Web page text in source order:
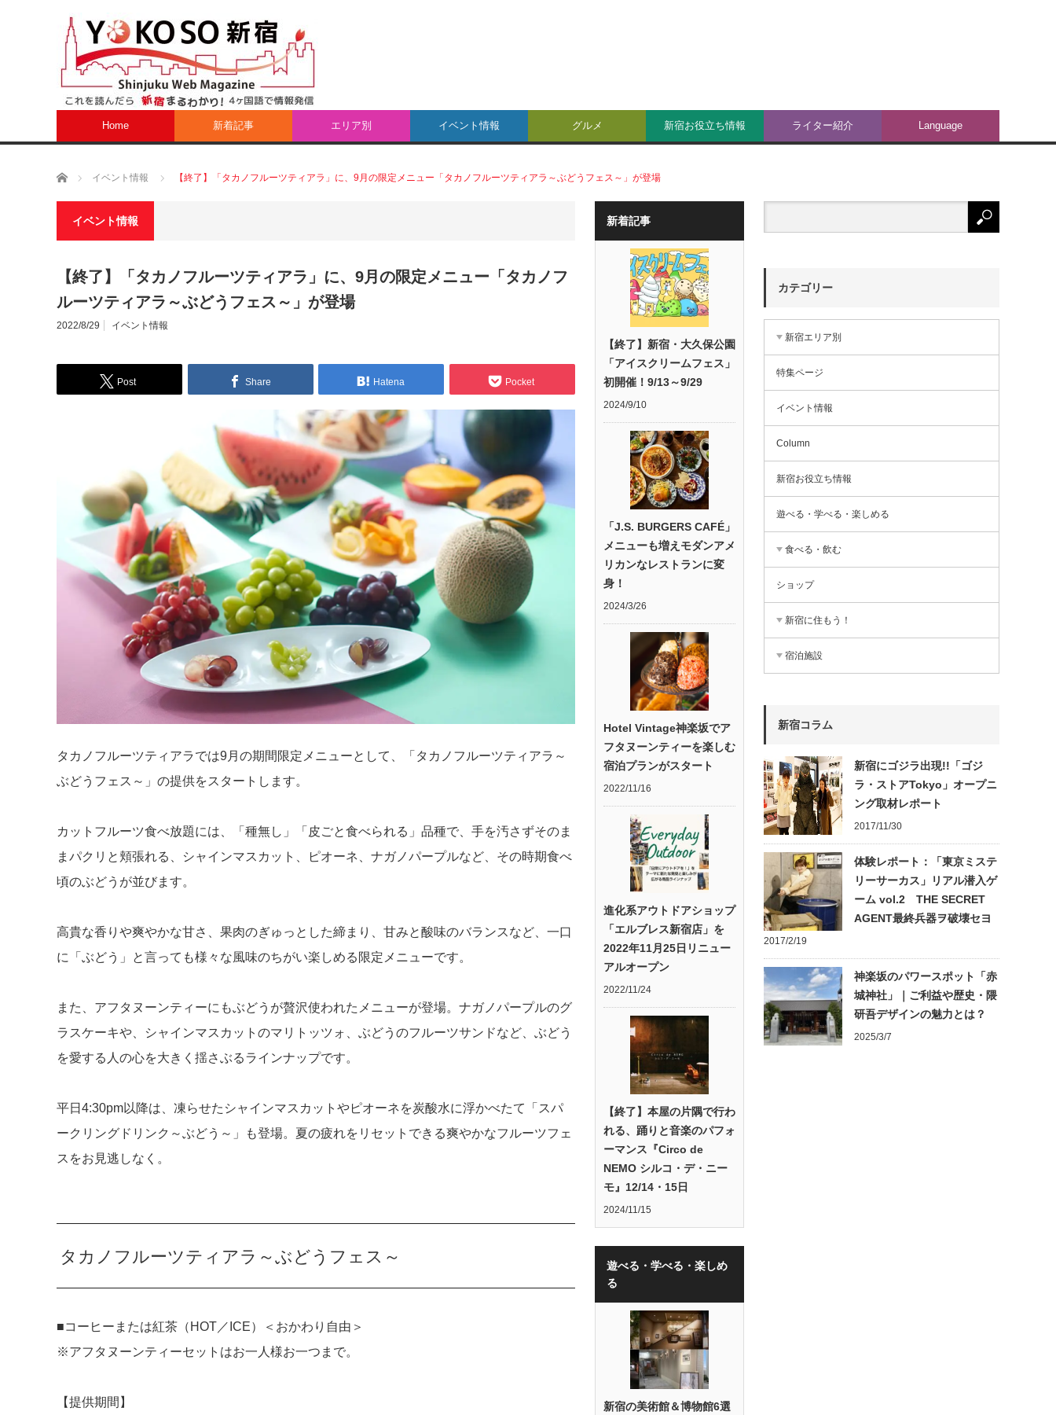
Home 新着記事 エリア別 イベント情報 グルメ 新宿お役立ち情報 ライター紹介 Language
ホーム イベント情報 【終了】「タカノフルーツティアラ」に、9月の限定メニュー「タカノフルーツティアラ～ぶどうフェス～」が登場
イベント情報
【終了】「タカノフルーツティアラ」に、9月の限定メニュー「タカノフ
ルーツティアラ～ぶどうフェス～」が登場
2022/8/29 イベント情報
Post Share Hatena Pocket
タカノフルーツティアラでは9月の期間限定メニューとして、「タカノフルーツティアラ～
ぶどうフェス～」の提供をスタートします。
カットフルーツ食べ放題には、「種無し」「皮ごと食べられる」品種で、手を汚さずそのま
まパクリと頬張れる、シャインマスカット、ピオーネ、ナガノパープルなど、その時期食べ
頃のぶどうが並びます。
高貴な香りや爽やかな甘さ、果肉のぎゅっとした締まり、甘みと酸味のバランスなど、一口
に「ぶどう」と言っても様々な風味のちがい楽しめる限定メニューです。
また、アフタヌーンティーにもぶどうが贅沢使われたメニューが登場。ナガノパープルのグ
ラスケーキや、シャインマスカットのマリトッツォ、ぶどうのフルーツサンドなど、ぶどう
を愛する人の心を大きく揺さぶるラインナップです。
平日4:30pm以降は、凍らせたシャインマスカットやピオーネを炭酸水に浮かべたて「スパ
ークリングドリンク～ぶどう～」も登場。夏の疲れをリセットできる爽やかなフルーツフェ
スをお見逃しなく。
タカノフルーツティアラ～ぶどうフェス～
■コーヒーまたは紅茶（HOT／ICE）＜おかわり自由＞
※アフタヌーンティーセットはお一人様お一つまで。
【提供期間】
新着記事
【終了】新宿・大久保公園
「アイスクリームフェス」
初開催！9/13～9/29
2024/9/10
「J.S. BURGERS CAFÉ」
メニューも増えモダンアメ
リカンなレストランに変
身！
2024/3/26
Hotel Vintage神楽坂でア
フタヌーンティーを楽しむ
宿泊プランがスタート
2022/11/16
進化系アウトドアショップ
「エルブレス新宿店」を
2022年11月25日リニュー
アルオープン
2022/11/24
【終了】本屋の片隅で行わ
れる、踊りと音楽のパフォ
ーマンス『Circo de
NEMO シルコ・デ・ニー
モ』12/14・15日
2024/11/15
遊べる・学べる・楽しめ
る
新宿の美術館＆博物館6選
カテゴリー
新宿エリア別
特集ページ
イベント情報
Column
新宿お役立ち情報
遊べる・学べる・楽しめる
食べる・飲む
ショップ
新宿に住もう！
宿泊施設
新宿コラム
新宿にゴジラ出現!!「ゴジ
ラ・ストアTokyo」オープニ
ング取材レポート
2017/11/30
体験レポート：「東京ミステ
リーサーカス」リアル潜入ゲ
ーム vol.2 THE SECRET
AGENT最終兵器ヲ破壊セヨ
2017/2/19
神楽坂のパワースポット「赤
城神社」｜ご利益や歴史・隈
研吾デザインの魅力とは？
2025/3/7